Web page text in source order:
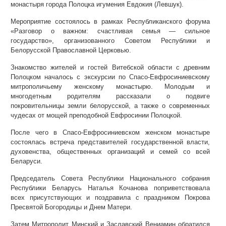
монастыря города Полоцка игумения Евдокия (Левшук).
Мероприятие состоялось в рамках Республиканского форума
«Разговор о важном: счастливая семья — сильное
государство», организованного Советом Республики и
Белорусской Православной Церковью.
Знакомство жителей и гостей Витебской области с древним
Полоцком началось с экскурсии по Спасо-Евфросиниевскому
митрополичьему женскому монастырю. Молодым и
многодетным родителям рассказали о подвиге
покровительницы земли белорусской, а также о современных
чудесах от мощей преподобной Евфросинии Полоцкой.
После чего в Спасо-Евфросиниевском женском монастыре
состоялась встреча представителей государственной власти,
духовенства, общественных организаций и семей со всей
Беларуси.
Председатель Совета Республики Национального собрания
Республики Беларусь Наталья Кочанова поприветствовала
всех присутствующих и поздравила с праздником Покрова
Пресвятой Богородицы и Днем Матери.
Затем Митрополит Минский и Заславский Вениамин обратился